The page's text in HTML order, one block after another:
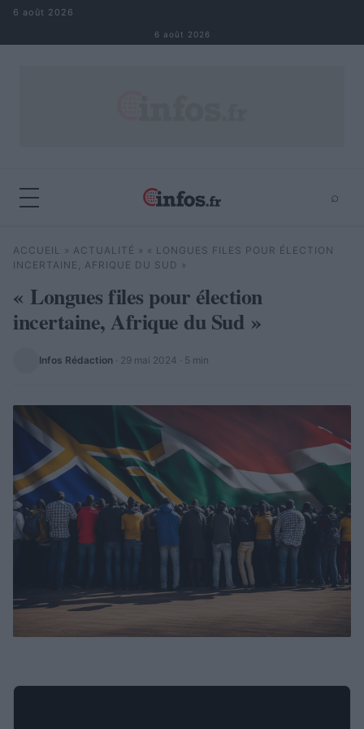
Aller au contenu
6 août 2026
6 août 2026
⌕
Rechercher ⌕ ×
ACCUEIL » ACTUALITÉ » « LONGUES FILES POUR ÉLECTION
INCERTAINE, AFRIQUE DU SUD »
« Longues files pour élection
incertaine, Afrique du Sud »
Infos Rédaction · 29 mai 2024 · 5 min